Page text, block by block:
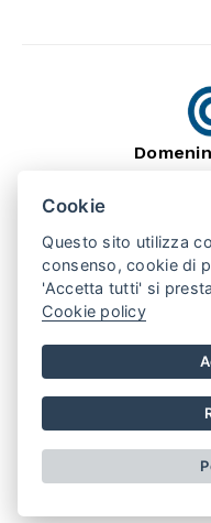
VIA
TEL.
PUNTO
TEL.
REGISTRO IMPRESE
Cookie
Questo sito utilizza
consenso, cookie di
'Accetta tutti' si
Cookie policy